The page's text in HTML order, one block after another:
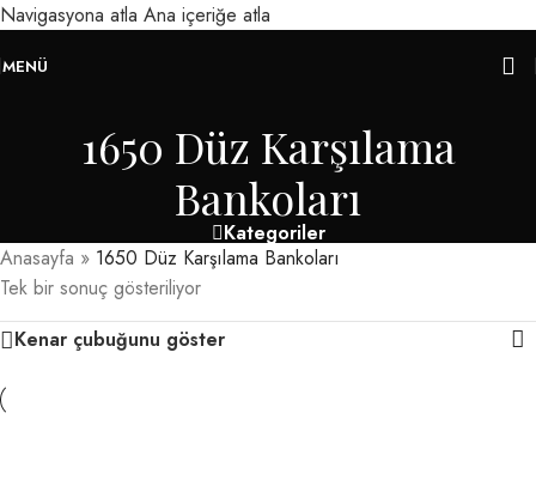
Navigasyona atla Ana içeriğe atla
MENÜ
1650 Düz Karşılama
Bankoları
Kategoriler
Anasayfa » 1650 Düz Karşılama Bankoları
Tek bir sonuç gösteriliyor
Kenar çubuğunu göster